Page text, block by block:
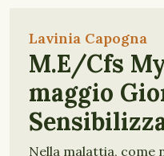
Lavinia Capogna
M.E/Cfs
maggio
Nella malattia, come